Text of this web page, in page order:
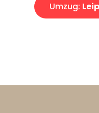
Umzug: